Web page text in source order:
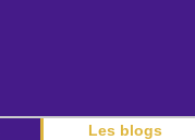
Les blogs